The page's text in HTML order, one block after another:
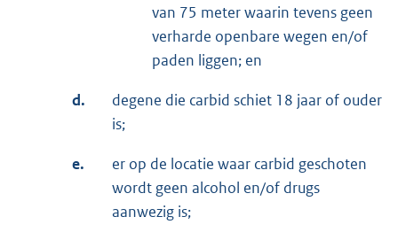
van 75 meter waarin tevens geen
verharde openbare wegen en/of
paden liggen; en
d.
degene die carbid schiet 18 jaar of ouder
is;
e.
er op de locatie waar carbid geschoten
wordt geen alcohol en/of drugs
aanwezig is;